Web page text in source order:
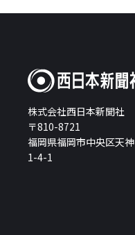
株式会社西日本新聞社
〒810-8721
福岡県福岡市中央区天神
1-4-1